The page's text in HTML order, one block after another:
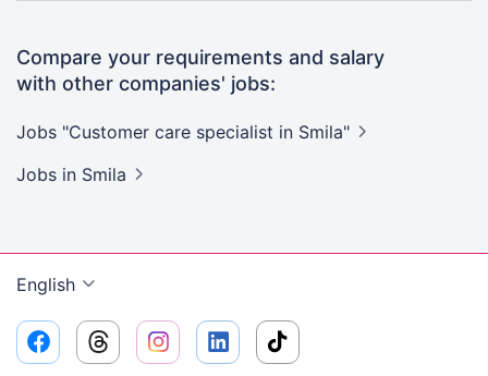
Compare your requirements and salary
with other companies' jobs:
Jobs "Customer care specialist in Smila"
Jobs in Smila
English